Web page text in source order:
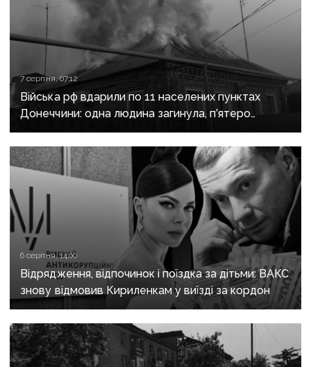
7 серпня, 07:12
Війська рф вдарили по 11 населених пунктах
Донеччини: одна людина загинула, п’ятеро
поранені
6 серпня, 14:00
Відрядження, відпочинок і поїздка за дітьми: ВАКС
знову відмовив Кириленкам у виїзді за кордон